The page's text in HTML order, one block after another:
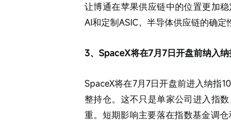
让博通在苹果供应链中的位置更加
AI和定制ASIC，半导体供应链的确定
3、SpaceX将在7月7日开盘前纳入
SpaceX将在7月7日开盘前进入纳指
整持仓。这不只是单家公司进入指
重。短期影响主要落在指数基金调